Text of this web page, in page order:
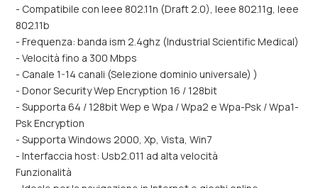
- Compatibile con Ieee 802.11n (Draft 2.0), Ieee 802.11g, Ieee
802.11b
- Frequenza: banda ism 2.4ghz (Industrial Scientific Medical)
- Velocità fino a 300 Mbps
- Canale 1-14 canali (Selezione dominio universale) )
- Donor Security Wep Encryption 16 / 128bit
- Supporta 64 / 128bit Wep e Wpa / Wpa2 e Wpa-Psk / Wpa1-
Psk Encryption
- Supporta Windows 2000, Xp, Vista, Win7
- Interfaccia host: Usb2.011 ad alta velocità
Funzionalità